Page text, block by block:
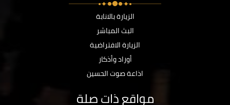
الزيارة بالانابة
البث المباشر
الزيارة الافتراضية
أوراد وأذكار
اذاعة صوت الحسين
مواقع ذات صلة